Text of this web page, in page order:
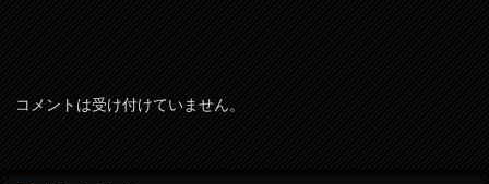
コメントは受け付けていません。